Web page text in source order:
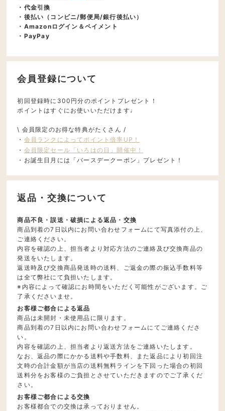
・代金引換
・後払い（コンビニ/郵便局/銀行後払い）
・Amazonログイン＆ペイメント
・PayPay
会員登録について
初回登録時に300円分のポイントプレゼント！
ポイントはすぐにお使いいただけます♩
\ 会員限定のお得な特典がたくさん /
・ 会員ランクによってポイント倍率UP！
・ 会員限定セール「いろはの日」開催中！
・お誕生日月には「バースデークーポン」プレゼント！
返品・交換について
商品不良・誤送・破損による返品・交換
商品到着の7日以内にお問い合わせフォームにて写真添付の上、
ご連絡ください。
内容を確認の上、担当者より対応方法のご連絡及び交換商品の
発送をいたします。
返送時及び交換商品発送時の送料、ご返金の際の振込手数料等
は全て弊社にて負担いたします。
※内容によって確認にお時間をいただく可能性がございます。ご
了承くださいませ。
お客様ご都合による返品
商品は未開封・未使用品に限ります。
商品到着の7日以内にお問い合わせフォームにてご連絡くださ
い。
内容を確認の上、担当者より返送方法をご連絡いたします。
なお、返品の際にかかる送料や手数料、また返品により初回注
文時の合計金額が当店の送料無料ラインを下回った場合の初回
送料分をお客様のご負担とさせていただきますのでご了承くだ
さい。
お客様ご都合による交換
お客様都合での交換は承っておりません。